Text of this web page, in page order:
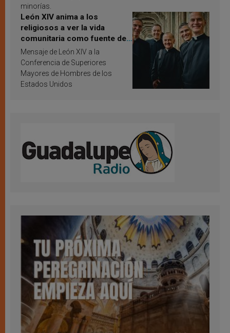
minorías.
León XIV anima a los
religiosos a ver la vida
comunitaria como fuente de
inspiración y santificación
Mensaje de León XIV a la
Conferencia de Superiores
Mayores de Hombres de los
Estados Unidos